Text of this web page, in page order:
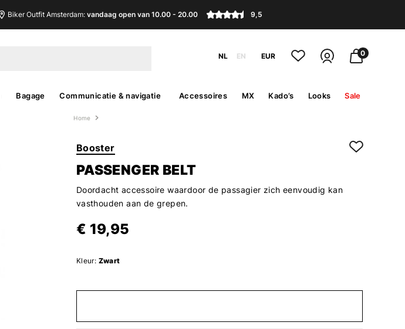
Biker Outfit Amsterdam: vandaag open van 10.00 - 20.00 9,5
NL EN EUR 0
Bagage Communicatie & navigatie Accessoires MX Kado’s Looks Sale
Home
Booster
PASSENGER BELT
Doordacht accessoire waardoor de passagier zich eenvoudig kan
vasthouden aan de grepen.
€ 19,95
Kleur: Zwart